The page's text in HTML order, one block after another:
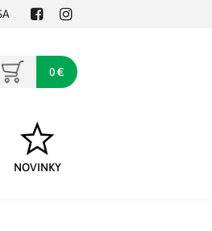
FacebookInstagram
0 €
NOVINKY